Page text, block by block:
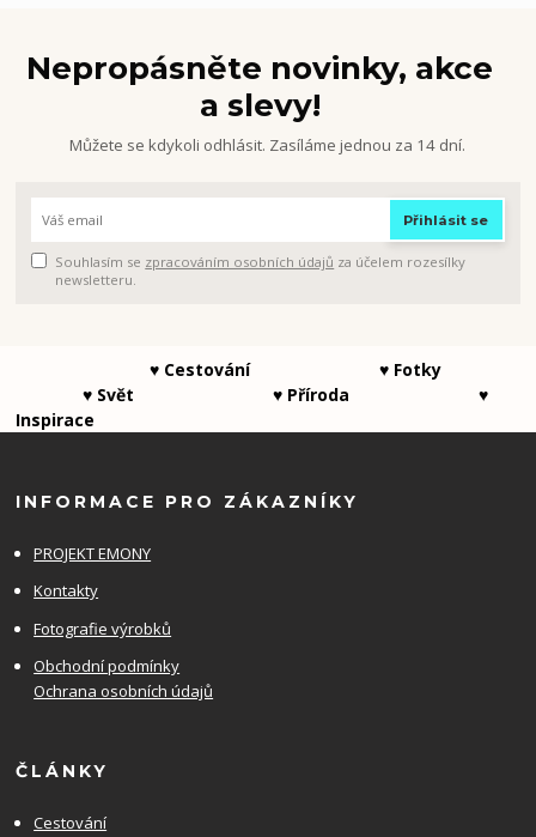
Nepropásněte novinky, akce
a slevy!
Můžete se kdykoli odhlásit. Zasíláme jednou za 14 dní.
Přihlásit se
Souhlasím se zpracováním osobních údajů za účelem rozesílky
newsletteru.
♥ Cestování ♥ Fotky
♥ Svět ♥ Příroda ♥
Inspirace
INFORMACE PRO ZÁKAZNÍKY
PROJEKT EMONY
Kontakty
Fotografie výrobků
Obchodní podmínky
Ochrana osobních údajů
ČLÁNKY
Cestování